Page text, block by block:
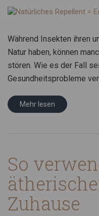
Während Insekten ihren
Natur haben, können
stören. Wie es der Fall
Gesundheitsprobleme
Mehr lesen
So
Zuhause